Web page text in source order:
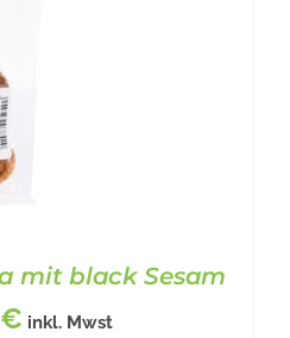
mit black Sesam
€ inkl. Mwst